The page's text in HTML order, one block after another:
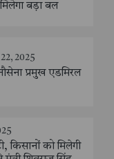
बड़ा बल
2025
प्रमुख एडमिरल
किसानों को मिलेगी